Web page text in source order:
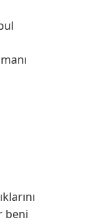
beni